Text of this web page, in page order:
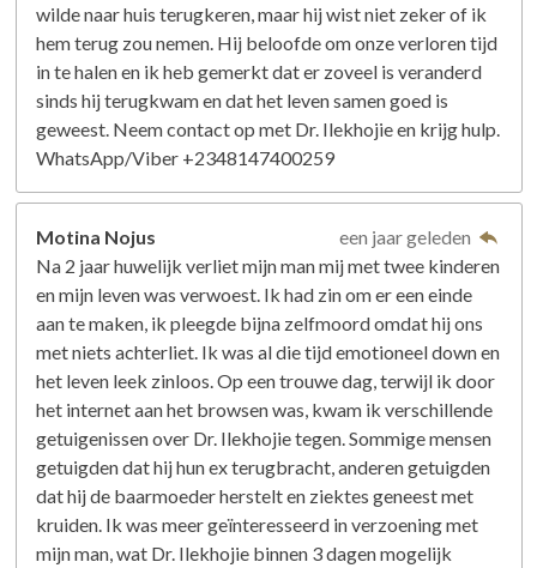
wilde naar huis terugkeren, maar hij wist niet zeker of ik
hem terug zou nemen. Hij beloofde om onze verloren tijd
in te halen en ik heb gemerkt dat er zoveel is veranderd
sinds hij terugkwam en dat het leven samen goed is
geweest. Neem contact op met Dr. Ilekhojie en krijg hulp.
WhatsApp/Viber +2348147400259
Motina Nojus
een jaar geleden
Na 2 jaar huwelijk verliet mijn man mij met twee kinderen
en mijn leven was verwoest. Ik had zin om er een einde
aan te maken, ik pleegde bijna zelfmoord omdat hij ons
met niets achterliet. Ik was al die tijd emotioneel down en
het leven leek zinloos. Op een trouwe dag, terwijl ik door
het internet aan het browsen was, kwam ik verschillende
getuigenissen over Dr. Ilekhojie tegen. Sommige mensen
getuigden dat hij hun ex terugbracht, anderen getuigden
dat hij de baarmoeder herstelt en ziektes geneest met
kruiden. Ik was meer geïnteresseerd in verzoening met
mijn man, wat Dr. Ilekhojie binnen 3 dagen mogelijk